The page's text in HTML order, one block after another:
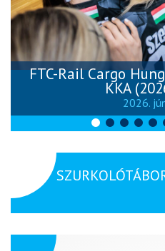
FTC-Rail Cargo
KKA
2026.